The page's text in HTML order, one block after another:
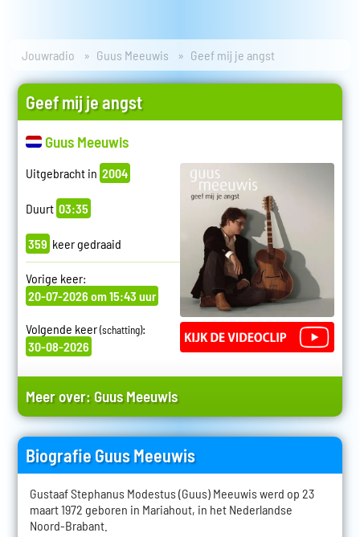
Jouwradio Guus Meeuwis Geef mij je angst
Geef mij je angst
Guus Meeuwis
Uitgebracht in 2004
Duurt 03:35
359 keer gedraaid
Vorige keer:
20-07-2026 om 15:43 uur
Volgende keer(schatting):
30-08-2026
Meer over: Guus Meeuwis
Biografie Guus Meeuwis
Gustaaf Stephanus Modestus (Guus) Meeuwis werd op 23
maart 1972 geboren in Mariahout, in het Nederlandse
Noord-Brabant.